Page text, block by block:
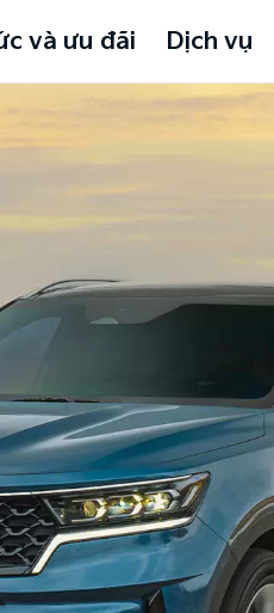
và ưu đãi Dịch vụ